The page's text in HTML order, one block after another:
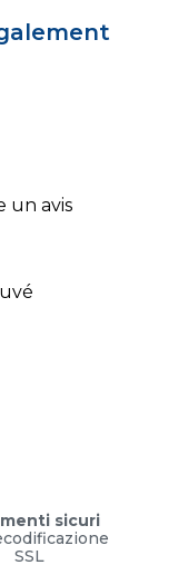
un avis
sicuri
SSL